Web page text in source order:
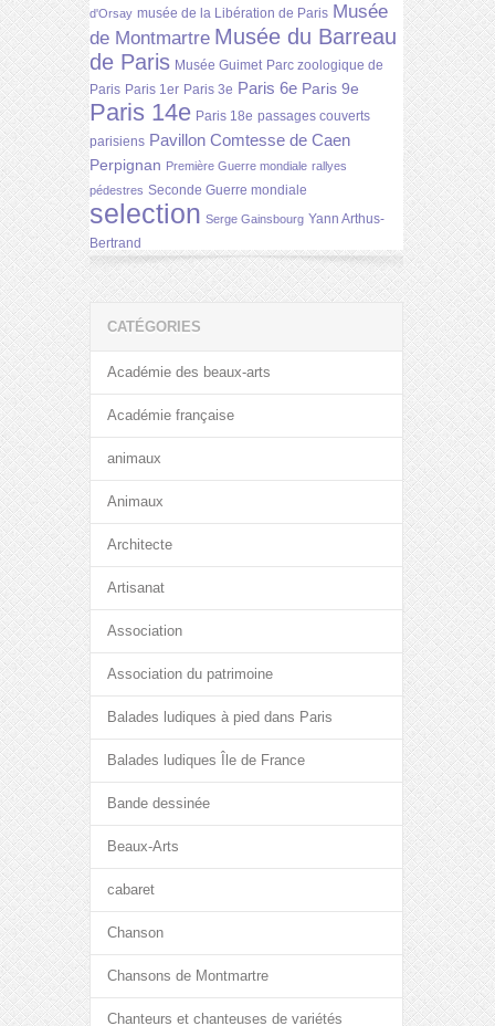
d'Orsay musée de la Libération de Paris Musée
de Montmartre Musée du Barreau
de Paris Musée Guimet Parc zoologique de
Paris Paris 1er Paris 3e Paris 6e Paris 9e
Paris 14e Paris 18e passages couverts
parisiens Pavillon Comtesse de Caen
Perpignan Première Guerre mondiale rallyes
pédestres Seconde Guerre mondiale
selection Serge Gainsbourg Yann Arthus-
Bertrand
CATÉGORIES
Académie des beaux-arts
Académie française
animaux
Animaux
Architecte
Artisanat
Association
Association du patrimoine
Balades ludiques à pied dans Paris
Balades ludiques Île de France
Bande dessinée
Beaux-Arts
cabaret
Chanson
Chansons de Montmartre
Chanteurs et chanteuses de variétés